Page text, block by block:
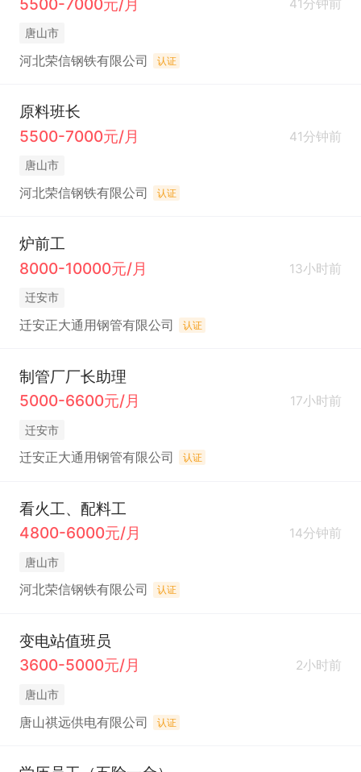
5500-7000元/月 41分钟前
唐山市
河北荣信钢铁有限公司 认证
原料班长
5500-7000元/月
41分钟前
唐山市
河北荣信钢铁有限公司 认证
炉前工
8000-10000元/月
13小时前
迁安市
迁安正大通用钢管有限公司 认证
制管厂厂长助理
5000-6600元/月
17小时前
迁安市
迁安正大通用钢管有限公司 认证
看火工、配料工
4800-6000元/月
14分钟前
唐山市
河北荣信钢铁有限公司 认证
变电站值班员
3600-5000元/月
2小时前
唐山市
唐山祺远供电有限公司 认证